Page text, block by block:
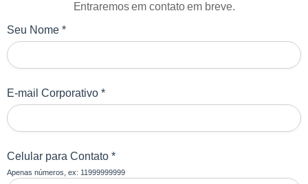
Entraremos em contato em breve.
Seu Nome *
E-mail Corporativo *
Celular para Contato *
Apenas números, ex: 11999999999